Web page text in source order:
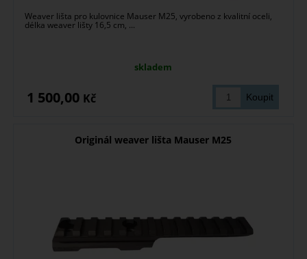
Weaver lišta pro kulovnice Mauser M25, vyrobeno z kvalitní oceli,
délka weaver lišty 16,5 cm, ...
skladem
1 500,00 Kč
Originál weaver lišta Mauser M25